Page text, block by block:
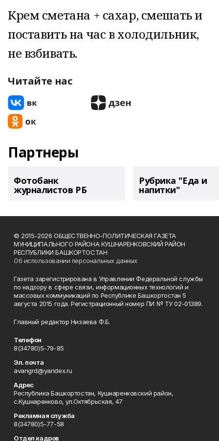
Крем сметана + сахар, смешать и
поставить на час в холодильник,
не взбивать.
Читайте нас
Партнеры
Фотобанк
журналистов РБ
Рубрика "Еда и
напитки"
© 2015-2026 ОБЩЕСТВЕННО-ПОЛИТИЧЕСКАЯ ГАЗЕТА
МУНИЦИПАЛЬНОГО РАЙОНА КУШНАРЕНКОВСКИЙ РАЙОН
РЕСПУБЛИКИ БАШКОРТОСТАН
Об использовании персональных данных
Газета зарегистрирована в Управлении Федеральной службы
по надзору в сфере связи, информационных технологий и
массовых коммуникаций по Республике Башкортостан 5
августа 2015 года. Регистрационный номер ПИ № ТУ 02-01389.
Главный редактор Низаева Ф.Б.
Телефон
8(34780)5-79-85
Эл. почта
avangrd@yandex.ru
Адрес
Республика Башкортостан, Кушнаренковский район,
с.Кушнаренково, ул.Октябрьская, 47
Рекламная служба
8(34780)5-77-58
Отдел кадров